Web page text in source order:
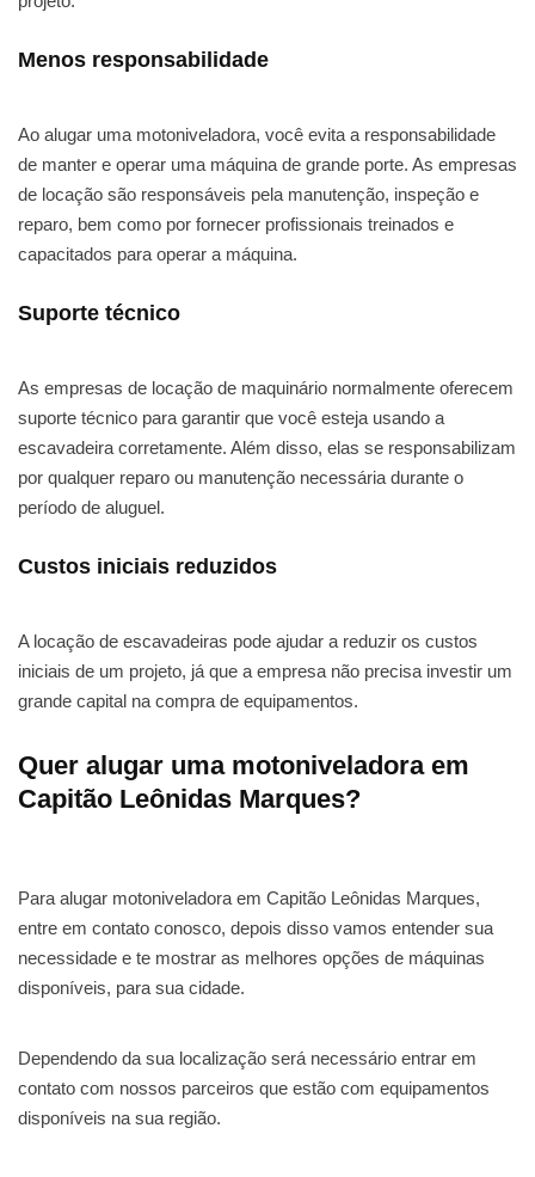
Menos responsabilidade
Ao alugar uma motoniveladora, você evita a responsabilidade
de manter e operar uma máquina de grande porte. As empresas
de locação são responsáveis pela manutenção, inspeção e
reparo, bem como por fornecer profissionais treinados e
capacitados para operar a máquina.
Suporte técnico
As empresas de locação de maquinário normalmente oferecem
suporte técnico para garantir que você esteja usando a
escavadeira corretamente. Além disso, elas se responsabilizam
por qualquer reparo ou manutenção necessária durante o
período de aluguel.
Custos iniciais reduzidos
A locação de escavadeiras pode ajudar a reduzir os custos
iniciais de um projeto, já que a empresa não precisa investir um
grande capital na compra de equipamentos.
Quer alugar uma motoniveladora em
Capitão Leônidas Marques?
Para alugar motoniveladora em Capitão Leônidas Marques,
entre em contato conosco, depois disso vamos entender sua
necessidade e te mostrar as melhores opções de máquinas
disponíveis, para sua cidade.
Dependendo da sua localização será necessário entrar em
contato com nossos parceiros que estão com equipamentos
disponíveis na sua região.